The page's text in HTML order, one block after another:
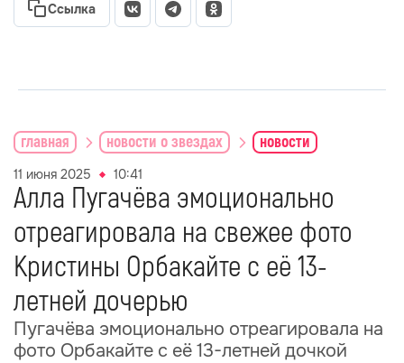
Ссылка
главная новости о звездах новости
11 июня 2025 10:41
Алла Пугачёва эмоционально
отреагировала на свежее фото
Кристины Орбакайте с её 13-
летней дочерью
Пугачёва эмоционально отреагировала на
фото Орбакайте с её 13-летней дочкой